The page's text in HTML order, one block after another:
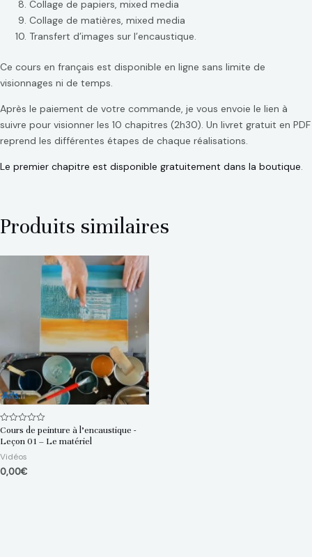
Collage de papiers, mixed media
Collage de matières, mixed media
Transfert d’images sur l’encaustique.
Ce cours en français est disponible en ligne sans limite de
visionnages ni de temps.
Après le paiement de votre commande, je vous envoie le lien à
suivre pour visionner les 10 chapitres (2h30). Un livret gratuit en PDF
reprend les différentes étapes de chaque réalisations.
Le premier chapitre est disponible gratuitement dans la boutique.
Produits similaires
Note
0
sur
5
Cours de peinture à l’encaustique -
Leçon 01 – Le matériel
Vidéos
0,00€